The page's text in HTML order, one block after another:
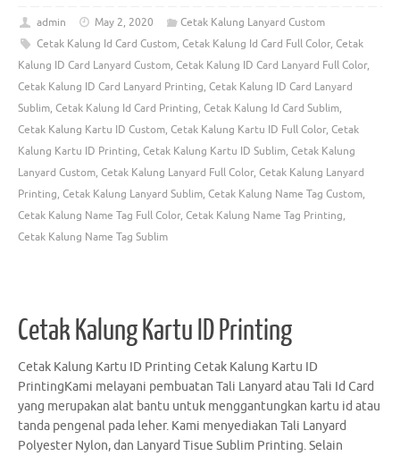
admin May 2, 2020
Cetak Kalung Lanyard Custom
Cetak Kalung Id Card Custom, Cetak Kalung Id Card Full Color, Cetak
Kalung ID Card Lanyard Custom, Cetak Kalung ID Card Lanyard Full Color,
Cetak Kalung ID Card Lanyard Printing, Cetak Kalung ID Card Lanyard
Sublim, Cetak Kalung Id Card Printing, Cetak Kalung Id Card Sublim,
Cetak Kalung Kartu ID Custom, Cetak Kalung Kartu ID Full Color, Cetak
Kalung Kartu ID Printing, Cetak Kalung Kartu ID Sublim, Cetak Kalung
Lanyard Custom, Cetak Kalung Lanyard Full Color, Cetak Kalung Lanyard
Printing, Cetak Kalung Lanyard Sublim, Cetak Kalung Name Tag Custom,
Cetak Kalung Name Tag Full Color, Cetak Kalung Name Tag Printing,
Cetak Kalung Name Tag Sublim
Cetak Kalung Kartu ID Printing
Cetak Kalung Kartu ID Printing Cetak Kalung Kartu ID
PrintingKami melayani pembuatan Tali Lanyard atau Tali Id Card
yang merupakan alat bantu untuk menggantungkan kartu id atau
tanda pengenal pada leher. Kami menyediakan Tali Lanyard
Polyester Nylon, dan Lanyard Tisue Sublim Printing. Selain